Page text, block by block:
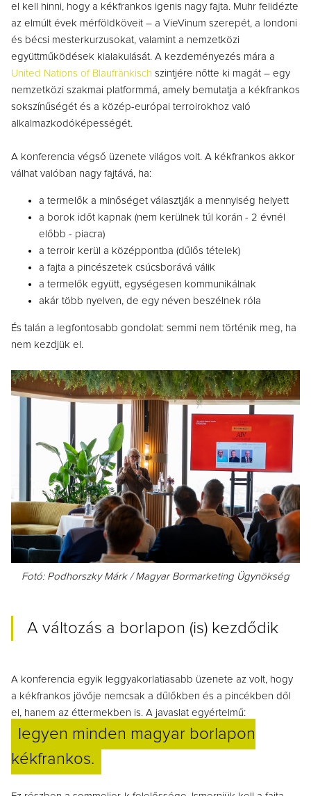
el kell hinni, hogy a kékfrankos igenis nagy fajta. Muhr felidézte
az elmúlt évek mérföldköveit – a VieVinum szerepét, a londoni
és bécsi mesterkurzusokat, valamint a nemzetközi
együttműködések kialakulását. A kezdeményezés mára a
United Nations of Blaufränkisch szintjére nőtte ki magát – egy
nemzetközi szakmai platformmá, amely bemutatja a kékfrankos
sokszínűségét és a közép-európai terroirokhoz való
alkalmazkodóképességét.
A konferencia végső üzenete világos volt. A kékfrankos akkor
válhat valóban nagy fajtává, ha:
a termelők a minőséget választják a mennyiség helyett
a borok időt kapnak (nem kerülnek túl korán - 2 évnél
előbb - piacra)
a terroir kerül a középpontba (dűlős tételek)
a fajta a pincészetek csúcsborává válik
a termelők együtt, egységesen kommunikálnak
akár több nyelven, de egy néven beszélnek róla
És talán a legfontosabb gondolat: semmi nem történik meg, ha
nem kezdjük el.
Fotó: Podhorszky Márk / Magyar Bormarketing Ügynökség
A változás a borlapon (is) kezdődik
A konferencia egyik leggyakorlatiasabb üzenete az volt, hogy
a kékfrankos jövője nemcsak a dűlőkben és a pincékben dől
el, hanem az éttermekben is. A javaslat egyértelmű:
legyen minden magyar borlapon
kékfrankos.